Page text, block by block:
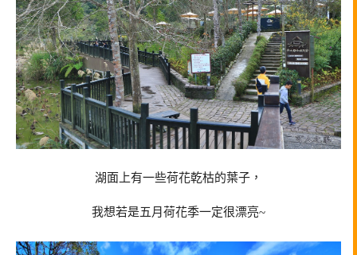
湖面上有一些荷花乾枯的葉子，
我想若是五月荷花季一定很漂亮~